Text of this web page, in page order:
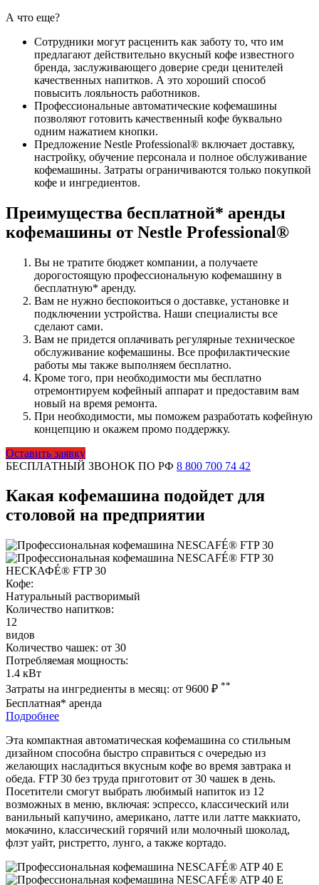
А что еще?
Сотрудники могут расценить как заботу то, что им
предлагают действительно вкусный кофе известного
бренда, заслуживающего доверие среди ценителей
качественных напитков. А это хороший способ
повысить лояльность работников.
Профессиональные автоматические кофемашины
позволяют готовить качественный кофе буквально
одним нажатием кнопки.
Предложение Nestle Professional® включает доставку,
настройку, обучение персонала и полное обслуживание
кофемашины. Затраты ограничиваются только покупкой
кофе и ингредиентов.
Преимущества бесплатной* аренды
кофемашины от Nestle Professional®
Вы не тратите бюджет компании, а получаете
дорогостоящую профессиональную кофемашину в
бесплатную* аренду.
Вам не нужно беспокоиться о доставке, установке и
подключении устройства. Наши специалисты все
сделают сами.
Вам не придется оплачивать регулярные техническое
обслуживание кофемашины. Все профилактические
работы мы также выполняем бесплатно.
Кроме того, при необходимости мы бесплатно
отремонтируем кофейный аппарат и предоставим вам
новый на время ремонта.
При необходимости, мы поможем разработать кофейную
концепцию и окажем промо поддержку.
Оставить заявку
БЕСПЛАТНЫЙ ЗВОНОК ПО РФ 8 800 700 74 42
Какая кофемашина подойдет для
столовой на предприятии
НЕСКАФÉ® FTP 30
Кофе:
Натуральный растворимый
Количество напитков:
12
видов
Количество чашек: от 30
Потребляемая мощность:
1.4 кВт
Затраты на ингредиенты в месяц: от 9600 ₽ **
Бесплатная* аренда
Подробнее
Эта компактная автоматическая кофемашина со стильным
дизайном способна быстро справиться с очередью из
желающих насладиться вкусным кофе во время завтрака и
обеда. FTP 30 без труда приготовит от 30 чашек в день.
Посетители смогут выбрать любимый напиток из 12
возможных в меню, включая: эспрессо, классический или
ванильный капучино, американо, латте или латте маккиато,
мокачино, классический горячий или молочный шоколад,
флэт уайт, ристретто, лунго, а также кортадо.